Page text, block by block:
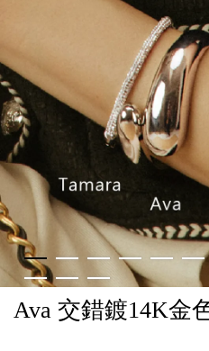
Ava 交錯鍍14K金